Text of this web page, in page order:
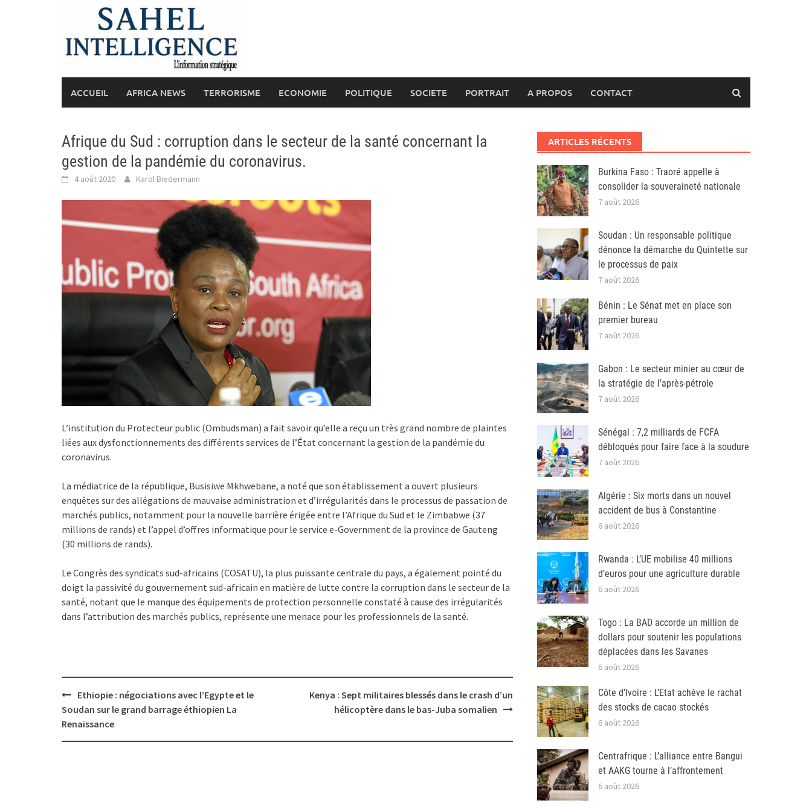
ACCUEIL AFRICA NEWS TERRORISME ECONOMIE POLITIQUE SOCIETE PORTRAIT A PROPOS CONTACT
Afrique du Sud : corruption dans le secteur de la santé concernant la
gestion de la pandémie du coronavirus.
4 août 2020 Karol Biedermann
L’institution du Protecteur public (Ombudsman) a fait savoir qu’elle a reçu un très grand nombre de plaintes
liées aux dysfonctionnements des différents services de l’État concernant la gestion de la pandémie du
coronavirus.
La médiatrice de la république, Busisiwe Mkhwebane, a noté que son établissement a ouvert plusieurs
enquêtes sur des allégations de mauvaise administration et d’irrégularités dans le processus de passation de
marchés publics, notamment pour la nouvelle barrière érigée entre l’Afrique du Sud et le Zimbabwe (37
millions de rands) et l’appel d’offres informatique pour le service e-Government de la province de Gauteng
(30 millions de rands).
Le Congrès des syndicats sud-africains (COSATU), la plus puissante centrale du pays, a également pointé du
doigt la passivité du gouvernement sud-africain en matière de lutte contre la corruption dans le secteur de la
santé, notant que le manque des équipements de protection personnelle constaté à cause des irrégularités
dans l’attribution des marchés publics, représente une menace pour les professionnels de la santé.
Post
navigation
Ethiopie : négociations avec l’Egypte et le
Soudan sur le grand barrage éthiopien La
Renaissance
Kenya : Sept militaires blessés dans le crash d’un
hélicoptère dans le bas-Juba somalien
ARTICLES RÉCENTS
Burkina Faso : Traoré appelle à
consolider la souveraineté nationale
7 août 2026
Soudan : Un responsable politique
dénonce la démarche du Quintette sur
le processus de paix
7 août 2026
Bénin : Le Sénat met en place son
premier bureau
7 août 2026
Gabon : Le secteur minier au cœur de
la stratégie de l’après-pétrole
7 août 2026
Sénégal : 7,2 milliards de FCFA
débloqués pour faire face à la soudure
7 août 2026
Algérie : Six morts dans un nouvel
accident de bus à Constantine
6 août 2026
Rwanda : L’UE mobilise 40 millions
d’euros pour une agriculture durable
6 août 2026
Togo : La BAD accorde un million de
dollars pour soutenir les populations
déplacées dans les Savanes
6 août 2026
Côte d’Ivoire : L’Etat achève le rachat
des stocks de cacao stockés
6 août 2026
Centrafrique : L’alliance entre Bangui
et AAKG tourne à l’affrontement
6 août 2026